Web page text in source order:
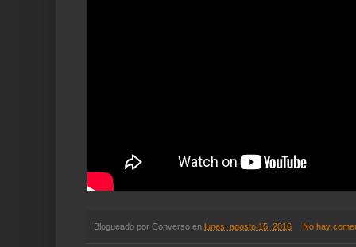
Blogueado por Converso en lunes, agosto 15, 2016 No hay